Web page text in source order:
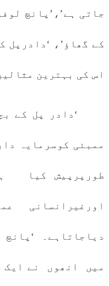
جاتی ہے’،’پانچ
کے گھاؤ’، ‘دادرپل
اس کی بہترین
‘دادر پل کے
ممبئی کوسرمایہ
طورپرپیش کیا
اورغیرانسانی
دیاجاتاہے۔
میں انھوں نے ایک